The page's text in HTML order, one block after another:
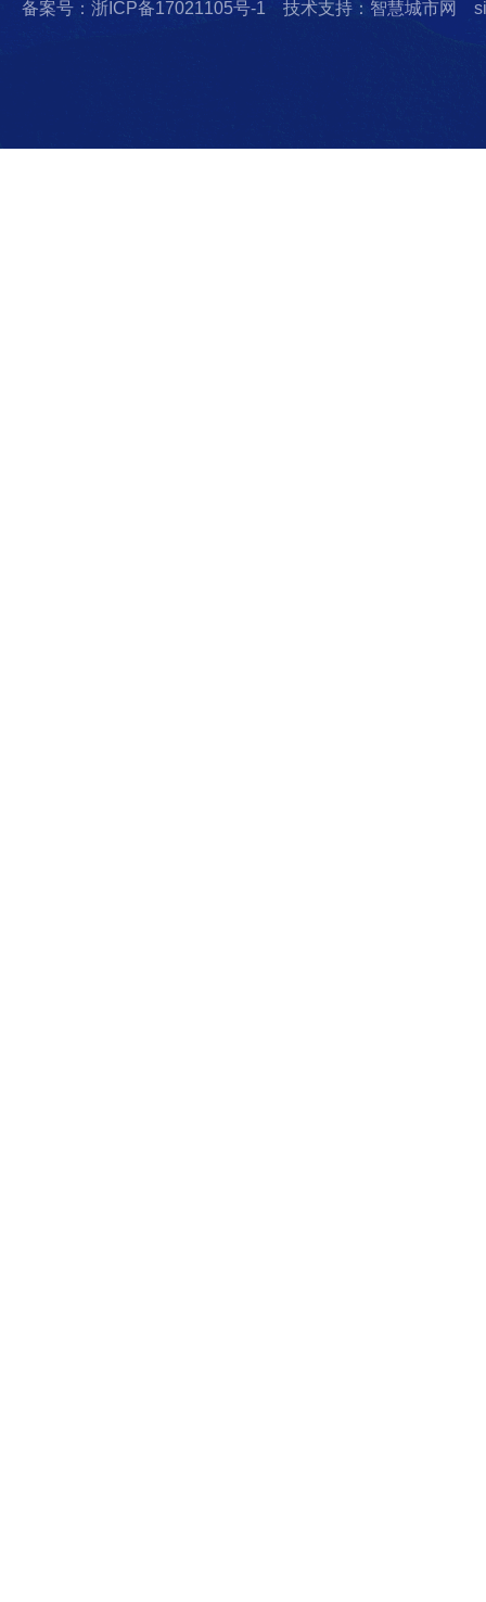
备案号：浙ICP备17021105号-1 技术支持：智慧城市网